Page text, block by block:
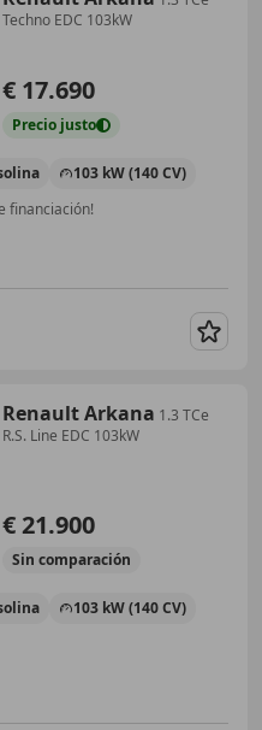
Techno EDC 103kW
€ 17.690
Precio justo
103 kW (140 CV)
financiación!
Renault Arkana 1.3 TCe
R.S. Line EDC 103kW
€ 21.900
Sin comparación
103 kW (140 CV)